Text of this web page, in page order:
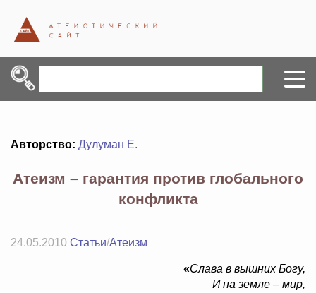
Авторство: Дулуман Е.
Атеизм – гарантия против глобального
конфликта
24.05.2010 Статьи/Атеизм
«Слава в вышних Богу,
И на земле – мир,